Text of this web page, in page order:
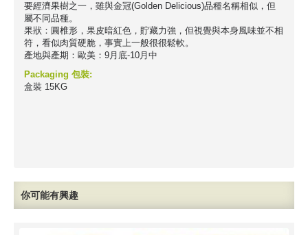
要經濟果樹之一，雖與金冠(Golden Delicious)品種名稱相似，但
屬不同品種。
果狀：圓椎形，果皮暗紅色，貯藏力強，但視覺與本身風味並不相
符，看似肉質硬脆，事實上一般很很鬆軟。
產地與產期：歐美：9月底-10月中
Packaging 包裝:
盒裝 15KG
你可能有興趣